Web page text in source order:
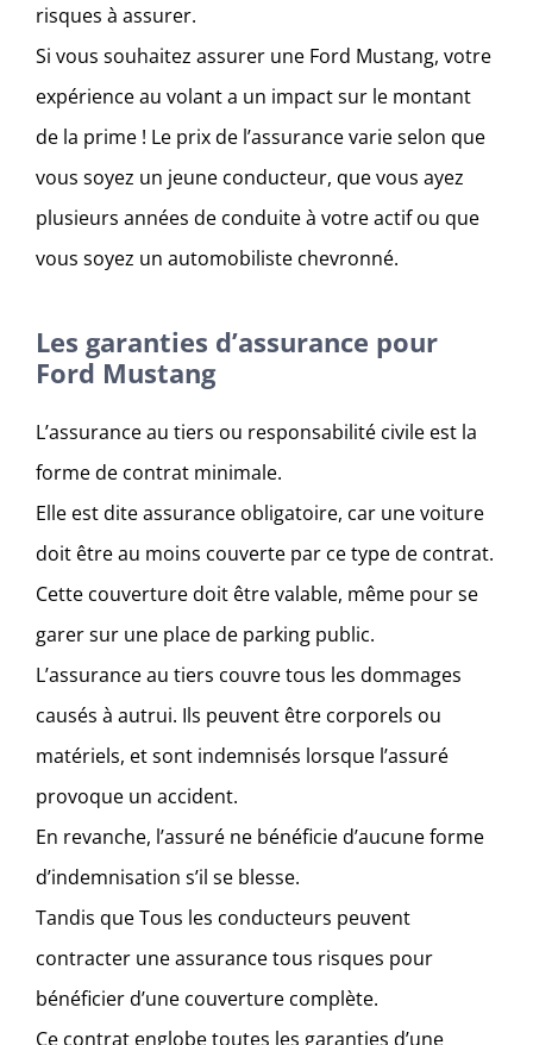
risques à assurer.
Si vous souhaitez assurer une Ford Mustang, votre
expérience au volant a un impact sur le montant
de la prime ! Le prix de l’assurance varie selon que
vous soyez un jeune conducteur, que vous ayez
plusieurs années de conduite à votre actif ou que
vous soyez un automobiliste chevronné.
Les garanties d’assurance pour
Ford Mustang
L’assurance au tiers ou responsabilité civile est la
forme de contrat minimale.
Elle est dite assurance obligatoire, car une voiture
doit être au moins couverte par ce type de contrat.
Cette couverture doit être valable, même pour se
garer sur une place de parking public.
L’assurance au tiers couvre tous les dommages
causés à autrui. Ils peuvent être corporels ou
matériels, et sont indemnisés lorsque l’assuré
provoque un accident.
En revanche, l’assuré ne bénéficie d’aucune forme
d’indemnisation s’il se blesse.
Tandis que Tous les conducteurs peuvent
contracter une assurance tous risques pour
bénéficier d’une couverture complète.
Ce contrat englobe toutes les garanties d’une